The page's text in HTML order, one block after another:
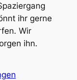
ihr gerne
Wir
ihn.